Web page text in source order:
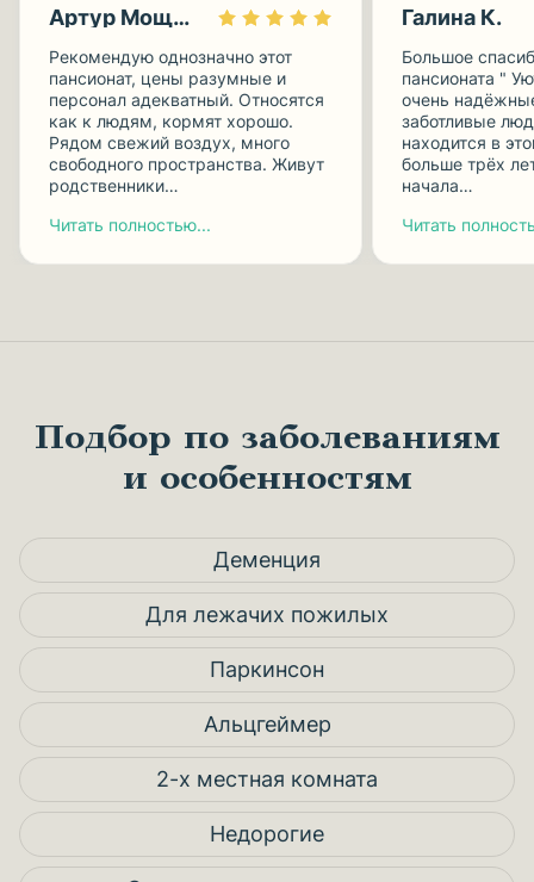
Артур Мощницкий
Рекомендую однозначно этот
пансионат, цены разумные и
персонал адекватный. Относятся
как к людям, кормят хорошо.
Рядом свежий воздух, много
свободного пространства. Живут
родственники…
Читать полностью...
Галина К.
Большое
пансионата "
очень
заботливые
находится в
больше трёх
начала…
Читать
Подбор по заболеваниям
и особенностям
Деменция
Для лежачих пожилых
Паркинсон
Альцгеймер
2-х местная комната
Недорогие